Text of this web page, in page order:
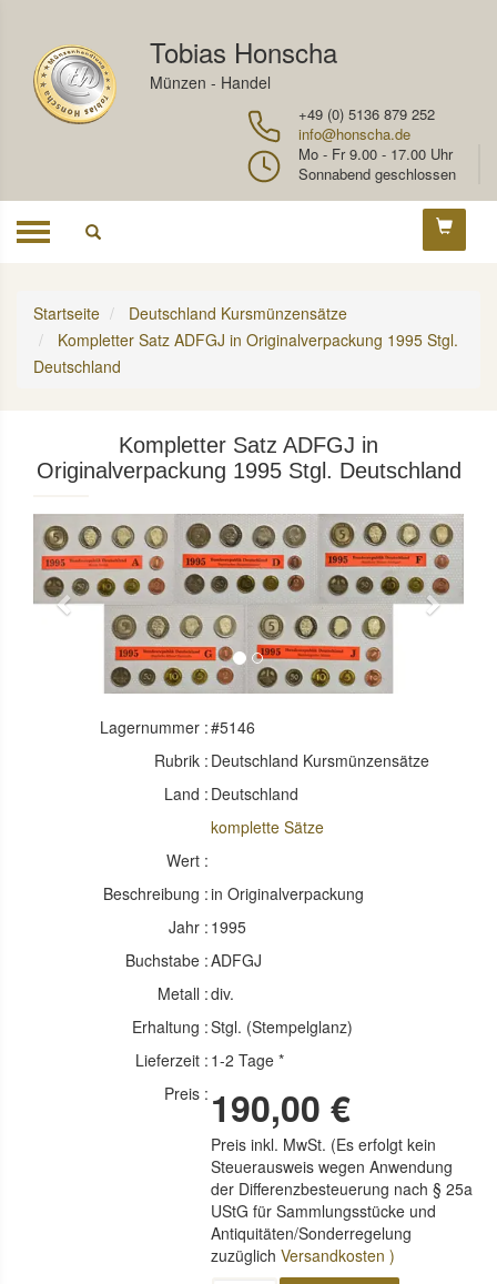
Tobias Honscha
Münzen - Handel
+49 (0) 5136 879 252
info@honscha.de
Mo - Fr 9.00 - 17.00 Uhr
Sonnabend geschlossen
Toggle
Startseite
Deutschland Kursmünzensätze
Kompletter Satz ADFGJ in Originalverpackung 1995 Stgl.
Deutschland
Kompletter Satz ADFGJ in
Originalverpackung 1995 Stgl. Deutschland
Previous Next
Lagernummer :#5146
Rubrik : Deutschland Kursmünzensätze
Land : Deutschland
komplette Sätze
Wert :
Beschreibung :in Originalverpackung
Jahr : 1995
Buchstabe :ADFGJ
Metall :div.
Erhaltung :Stgl. (Stempelglanz)
Lieferzeit : 1-2 Tage *
Preis : 190,00 €
Preis inkl. MwSt. (Es erfolgt kein
Steuerausweis wegen Anwendung
der Differenzbesteuerung nach § 25a
UStG für Sammlungsstücke und
Antiquitäten/Sonderregelung
zuzüglichVersandkosten )